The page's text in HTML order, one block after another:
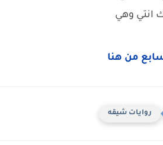
انتي وهي
من هنا
روايات شيقه